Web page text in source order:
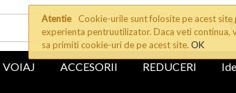
Atentie
Cookie-urile sunt folosite pe acest site
experienta pentruutilizator. Daca veti continua,
sa primiti cookie-uri de pe acest site.OK
VOIAJ ACCESORII REDUCERI